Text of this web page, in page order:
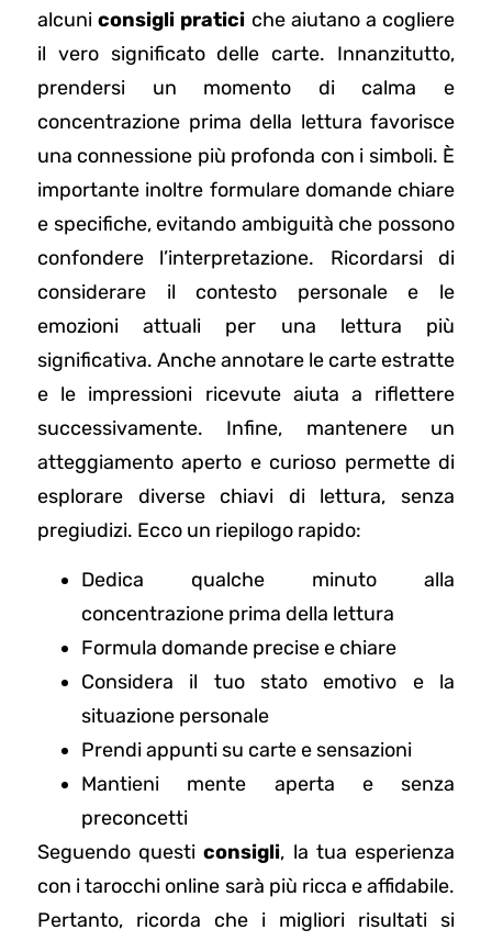
alcuniconsigli pratici che aiutano a cogliere
il vero significato delle carte. Innanzitutto,
prendersi un momento di calma e
concentrazione prima della lettura favorisce
una connessione più profonda con i simboli. È
importante inoltre formulare domande chiare
e specifiche, evitando ambiguità che possono
confondere l’interpretazione. Ricordarsi di
considerare il contesto personale e le
emozioni attuali per una lettura più
significativa. Anche annotare le carte estratte
e le impressioni ricevute aiuta a riflettere
successivamente. Infine, mantenere un
atteggiamento aperto e curioso permette di
esplorare diverse chiavi di lettura, senza
pregiudizi. Ecco un riepilogo rapido:
Dedica qualche minuto alla
concentrazione prima della lettura
Formula domande precise e chiare
Considera il tuo stato emotivo e la
situazione personale
Prendi appunti su carte e sensazioni
Mantieni mente aperta e senza
preconcetti
Seguendo questiconsigli, la tua esperienza
con i tarocchi online sarà più ricca e affidabile.
Pertanto, ricorda che i migliori risultati si